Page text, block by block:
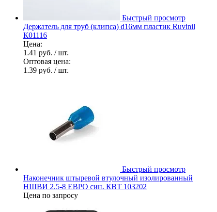
Быстрый просмотр
Держатель для труб (клипса) d16мм пластик Ruvinil
К01116
Цена:
1.41 руб. / шт.
Оптовая цена:
1.39 руб. / шт.
Быстрый просмотр
Наконечник штыревой втулочный изолированный
НШВИ 2.5-8 ЕВРО син. КВТ 103202
Цена по запросу